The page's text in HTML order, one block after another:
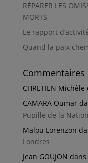
RÉPARER LES
MORTS
Le rapport
Quand la paix
Commentaires
CHRETIEN Michèle
CAMARA Oumar
Pupille de la Nation
Malou Lorenzon
Londres
Jean GOUJON dans